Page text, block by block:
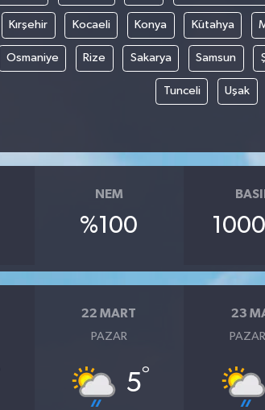
Kırşehir Kocaeli Konya Kütahya
Osmaniye Rize Sakarya Samsun
Tunceli Uşak
NEM
%100 1000
22 MART
PAZAR
5°
23